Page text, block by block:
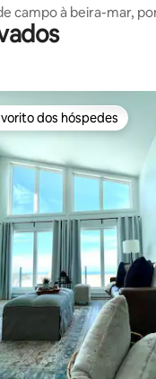
campo à beira-mar,
Perto de Tatamagouch
4,98 em 5 estrelas,
dos hóspedes mais
dos hóspedes